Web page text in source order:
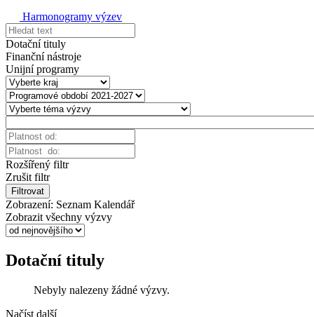
Harmonogramy výzev
Dotační tituly
Finanční nástroje
Unijní programy
Rozšířený filtr
Zrušit filtr
Filtrovat
Zobrazení: Seznam Kalendář
Zobrazit všechny výzvy
Dotační tituly
Nebyly nalezeny žádné výzvy.
Načíst další